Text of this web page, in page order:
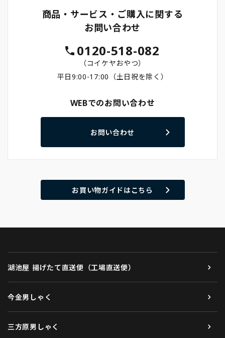
商品・サービス・ご購入に関する
お問い合わせ
0120-518-082
（コイケヤおやつ）
平日9:00-17:00（土日祝を除く）
WEBでのお問い合わせ
お問い合わせ
お買い物ガイドはこちら
湖池屋 揚げたて直送便（工場直送便）
今金男しゃく
三方原男しゃく